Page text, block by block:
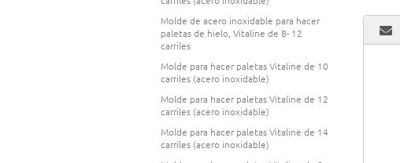
Molde de acero inoxidable para hacer
paletas de hielo, Vitaline de 8- 12
carriles
Molde para hacer paletas Vitaline de 10
carriles (acero inoxidable)
Molde para hacer paletas Vitaline de 12
carriles (acero inoxidable)
Molde para hacer paletas Vitaline de 14
carriles (acero inoxidable)